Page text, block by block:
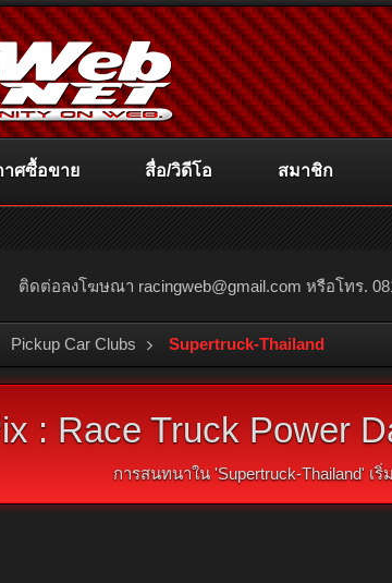
ติดต่อลงโฆษณา racingweb@gmail.com หรือโทร.
Pickup Car Clubs Supertruck-Thailand
: Race Truck Power
การสนทนาใน 'Supertruck-Thailand' เริ่
าศซื้อขาย สื่อ/วิดีโอ สมาชิก